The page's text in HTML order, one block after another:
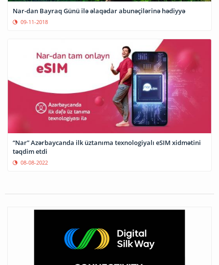
Nar-dan Bayraq Günü ilə əlaqədar abunəçilərinə hədiyyə
09-11-2018
“Nar” Azərbaycanda ilk üztanıma texnologiyalı eSIM xidmətini
təqdim etdi
08-08-2022